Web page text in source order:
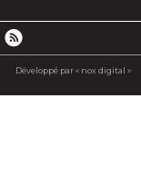
Développé par « nox digital »